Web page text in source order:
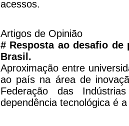
acessos.
Artigos de Opinião
# Resposta ao desafio de
Brasil.
Aproximação entre
ao país na área de
Federação das
dependência tecnológica é